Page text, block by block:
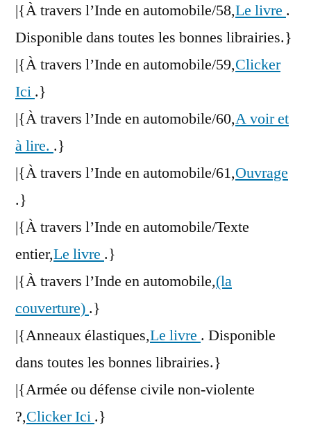
|{À travers l’Inde en automobile/58,Le livre .
Disponible dans toutes les bonnes librairies.}
|{À travers l’Inde en automobile/59,Clicker
Ici .}
|{À travers l’Inde en automobile/60,A voir et
à lire. .}
|{À travers l’Inde en automobile/61,Ouvrage
.}
|{À travers l’Inde en automobile/Texte
entier,Le livre .}
|{À travers l’Inde en automobile,(la
couverture) .}
|{Anneaux élastiques,Le livre . Disponible
dans toutes les bonnes librairies.}
|{Armée ou défense civile non-violente
?,Clicker Ici .}